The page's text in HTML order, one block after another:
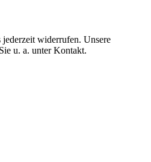
widerrufen. Unsere
u. a. unter Kontakt.